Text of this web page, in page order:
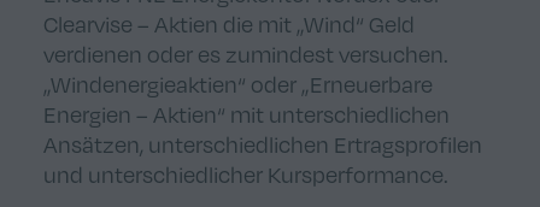
Clearvise – Aktien die mit „Wind“ Geld
verdienen oder es zumindest versuchen.
„Windenergieaktien“ oder „Erneuerbare
Energien – Aktien“ mit unterschiedlichen
Ansätzen, unterschiedlichen Ertragsprofilen
und unterschiedlicher Kursperformance.